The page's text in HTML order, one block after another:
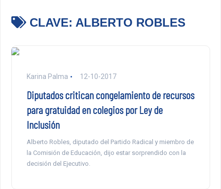
CLAVE: ALBERTO ROBLES
Karina Palma 12-10-2017
Diputados critican congelamiento de recursos
para gratuidad en colegios por Ley de
Inclusión
Alberto Robles, diputado del Partido Radical y miembro de
la Comisión de Educación, dijo estar sorprendido con la
decisión del Ejecutivo.